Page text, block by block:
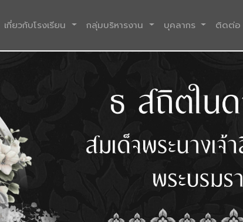
(current)
เกี่ยวกับโรงเรียน กลุ่มบริหารงาน บุคลากร ติดต่อ